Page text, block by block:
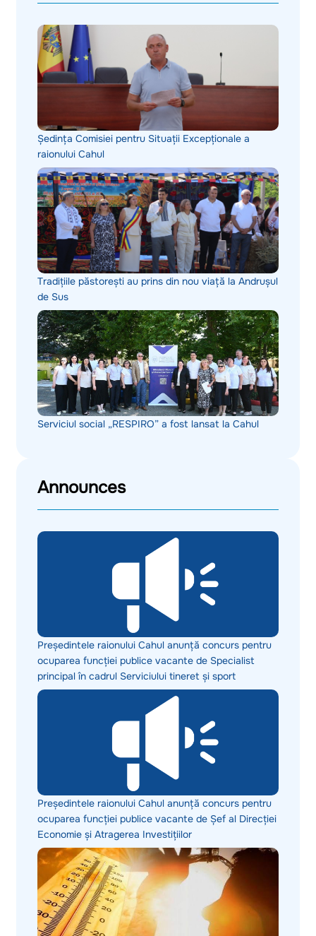
Ședința Comisiei pentru Situații Excepționale a
raionului Cahul
Tradițiile păstorești au prins din nou viață la Andrușul
de Sus
Serviciul social „RESPIRO” a fost lansat la Cahul
Announces
Președintele raionului Cahul anunță concurs pentru
ocuparea funcției publice vacante de Specialist
principal în cadrul Serviciului tineret și sport
Președintele raionului Cahul anunță concurs pentru
ocuparea funcției publice vacante de Șef al Direcției
Economie și Atragerea Investițiilor